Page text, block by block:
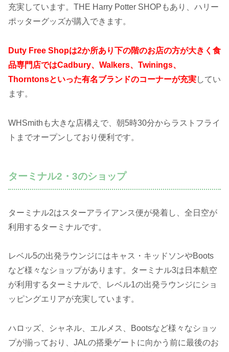
充実しています。THE Harry Potter SHOPもあり、ハリー
ポッターグッズが購入できます。
Duty Free Shopは2か所あり下の階のお店の方が大きく食
品専門店ではCadbury、Walkers、Twinings、
Thorntonsといった有名ブランドのコーナーが充実してい
ます。
WHSmithも大きな店構えで、朝5時30分からラストフライ
トまでオープンしており便利です。
ターミナル2・3のショップ
ターミナル2はスターアライアンス便が発着し、全日空が
利用するターミナルです。
レベル5の出発ラウンジにはキャス・キッドソンやBoots
など様々なショップがあります。ターミナル3は日本航空
が利用するターミナルで、レベル1の出発ラウンジにショ
ッピングエリアが充実しています。
ハロッズ、シャネル、エルメス、Bootsなど様々なショッ
プが揃っており、JALの搭乗ゲートに向かう前に最後のお